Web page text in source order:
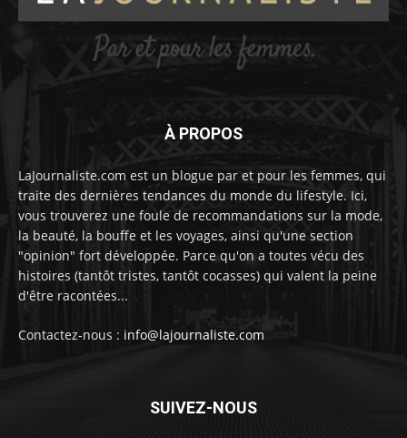
À PROPOS
LaJournaliste.com est un blogue par et pour les femmes, qui
traite des dernières tendances du monde du lifestyle. Ici,
vous trouverez une foule de recommandations sur la mode,
la beauté, la bouffe et les voyages, ainsi qu'une section
"opinion" fort développée. Parce qu'on a toutes vécu des
histoires (tantôt tristes, tantôt cocasses) qui valent la peine
d'être racontées...
Contactez-nous : info@lajournaliste.com
SUIVEZ-NOUS